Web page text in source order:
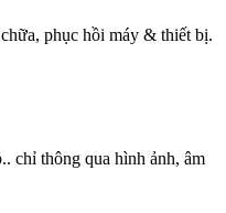
phục hồi máy & thiết bị.
chỉ thông qua hình ảnh, âm